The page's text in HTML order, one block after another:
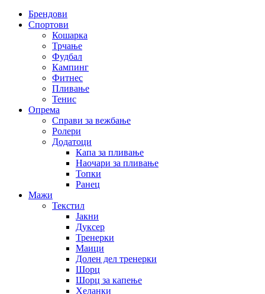
Брендови
Спортови
Кошарка
Трчање
Фудбал
Кампинг
Фитнес
Пливање
Тенис
Опрема
Справи за вежбање
Ролери
Додатоци
Капа за пливање
Наочари за пливање
Топки
Ранец
Мажи
Текстил
Јакни
Дуксер
Тренерки
Маици
Долен дел тренерки
Шорц
Шорц за капење
Хеланки